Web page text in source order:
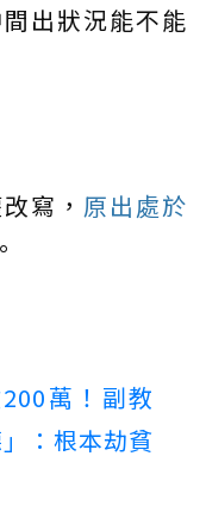
出狀況能不能
寫， 原出處於
萬！副教
：根本劫貧